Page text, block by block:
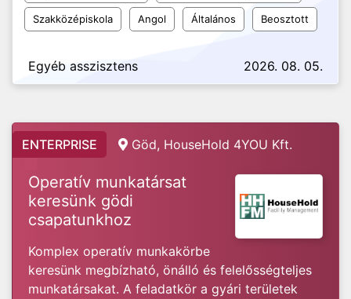
Szakközépiskola Angol Általános Beosztott
Egyéb asszisztens 2026. 08. 05.
ENTERPRISE Göd, HouseHold 4YOU Kft.
Operatív munkatársat
keresünk gödi
csapatunkhoz
Komplex operatív munkakörbe
keresünk megbízható, önálló és felelősségteljes
munkatársakat. A feladatkör a gyári területek